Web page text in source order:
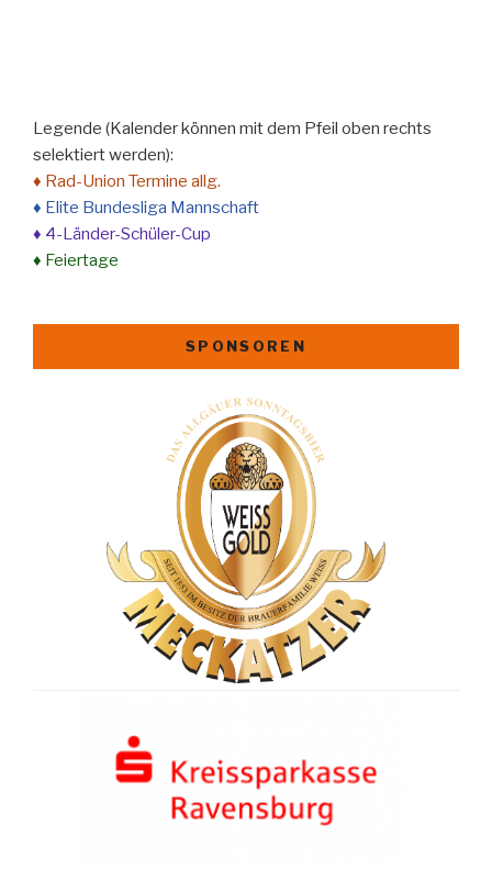
Legende (Kalender können mit dem Pfeil oben rechts
selektiert werden):
♦ Rad-Union Termine allg.
♦ Elite Bundesliga Mannschaft
♦ 4-Länder-Schüler-Cup
♦ Feiertage
SPONSOREN